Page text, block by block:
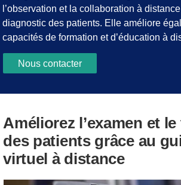
l’observation et la collaboration à
diagnostic des patients. Elle améliore
capacités de formation et d’éducation à
Nous contacter
Améliorez l’examen et
des patients grâce au
virtuel à distance